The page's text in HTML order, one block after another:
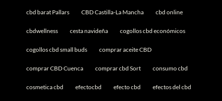
cbd barat Pallars CBD Castilla-La Mancha cbd online
cbdwellness cesta navideña cogollos cbd económicos
cogollos cbd small buds comprar aceite CBD
comprar CBD Cuenca comprar cbd Sort consumo cbd
cosmetica cbd efectocbd efecto cbd efectos del cbd